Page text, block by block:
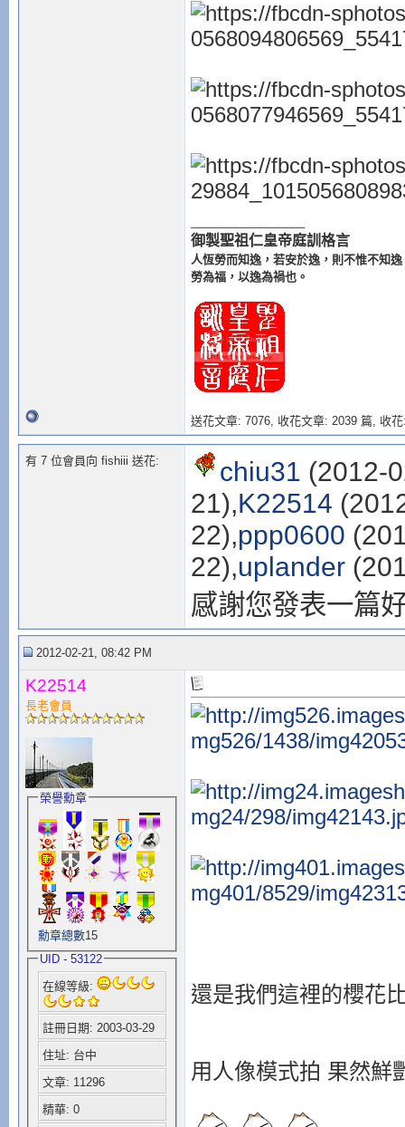
御製聖祖仁皇帝庭訓格言
人恆勞而知逸，若安於逸，則不惟不知
勞為福，以逸為禍也。
送花文章: 7076, 收花文章: 2039 篇, 收
有 7 位會員向 fishiii 送花: chiu31 (2012-
21),K22514
22),ppp0600
22),uplander
感謝您發表一篇
2012-02-21, 08:42 PM
K22514
長老會員
榮譽勳章
勳章總數15
UID - 53122
在線等級:
註冊日期: 2003-03-29
住址: 台中
文章: 11296
精華: 0
還是我們這裡的櫻花
用人像模式拍 果然鮮